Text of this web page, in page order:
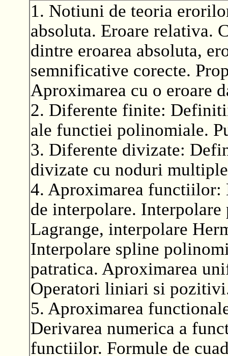
1. Notiuni de teoria
absoluta. Eroare relativa.
dintre eroarea absoluta,
semnificative corecte.
Aproximarea cu o eroare
2. Diferente finite:
ale functiei polinomiale.
3. Diferente divizate:
divizate cu noduri
4. Aproximarea functiilor:
de interpolare.
Lagrange, interpolare
Interpolare spline
patratica. Aproximarea
Operatori liniari si
5. Aproximarea
Derivarea numerica a
functiilor. Formule de